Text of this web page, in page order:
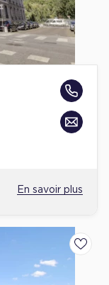
En savoir plus